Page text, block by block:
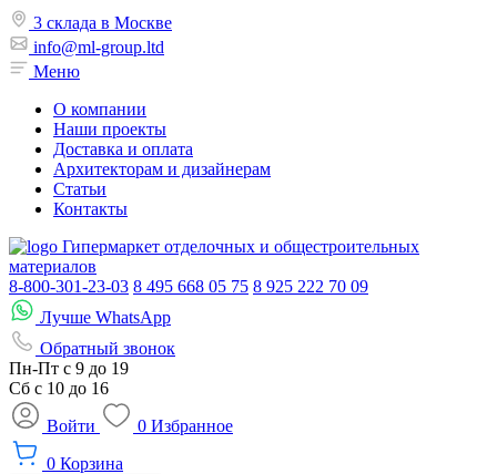
3 склада в Москве
info@ml-group.ltd
Меню
О компании
Наши проекты
Доставка и оплата
Архитекторам и дизайнерам
Статьи
Контакты
Гипермаркет отделочных и общестроительных
материалов
8-800-301-23-03 8 495 668 05 75 8 925 222 70 09
Лучше WhatsApp
Обратный звонок
Пн-Пт с 9 до 19
Сб с 10 до 16
Войти
0 Избранное
0 Корзина